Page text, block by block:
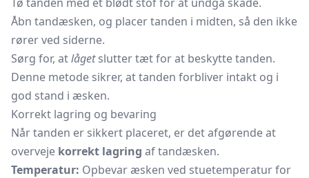
Åbn tandæsken, og placer tanden i midten, så den ikke
rører ved siderne.
Sørg for, atlågetslutter tæt for at beskytte tanden.
Denne metode sikrer, at tanden forbliver intakt og i
god stand i æsken.
Korrekt lagring og bevaring
Når tanden er sikkert placeret, er det afgørende at
overveje korrekt lagring af tandæsken.
Temperatur: Opbevar æsken ved stuetemperatur for